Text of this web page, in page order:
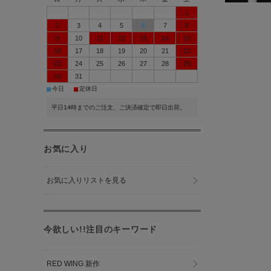
1
2
3 4 5 6 7
8
9
10 11 12 13 14
15
16
17 18 19 20 21
22
23
24 25 26 27 28
29
30
31
■今日 ■ 定休日
平日14時までのご注文、ご決済確定で即日出荷。
お気に入り
お気に入りリストを見る
今欲しい!!注目のキーワード
RED WING 新作